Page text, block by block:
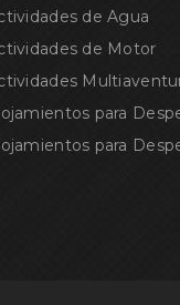
de Agua
de Motor
para
para